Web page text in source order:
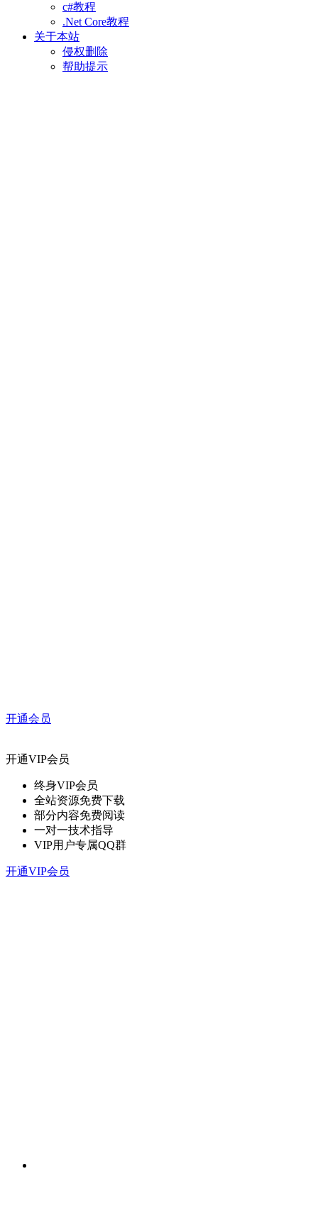
c#教程
.Net Core教程
关于本站
侵权删除
帮助提示
开通会员
开通VIP会员
终身VIP会员
全站资源免费下载
部分内容免费阅读
一对一技术指导
VIP用户专属QQ群
开通VIP会员